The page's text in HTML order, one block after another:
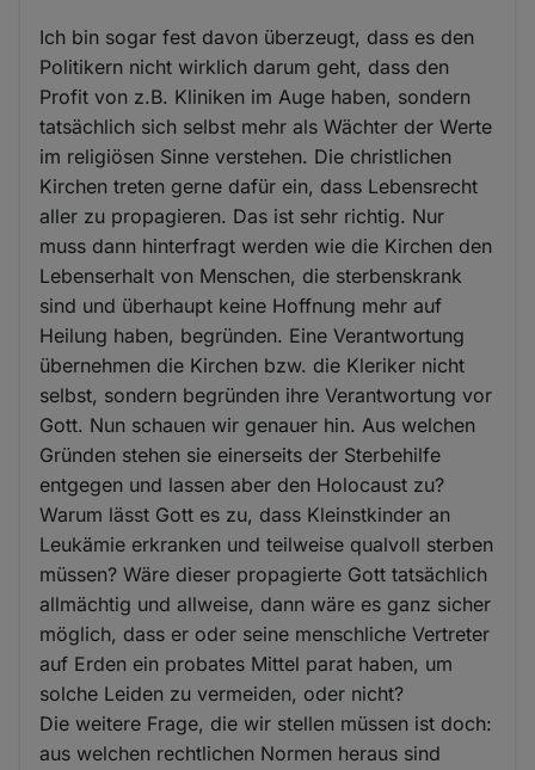
Ich bin sogar fest davon überzeugt, dass es den
Politikern nicht wirklich darum geht, dass den
Profit von z.B. Kliniken im Auge haben, sondern
tatsächlich sich selbst mehr als Wächter der Werte
im religiösen Sinne verstehen. Die christlichen
Kirchen treten gerne dafür ein, dass Lebensrecht
aller zu propagieren. Das ist sehr richtig. Nur
muss dann hinterfragt werden wie die Kirchen den
Lebenserhalt von Menschen, die sterbenskrank
sind und überhaupt keine Hoffnung mehr auf
Heilung haben, begründen. Eine Verantwortung
übernehmen die Kirchen bzw. die Kleriker nicht
selbst, sondern begründen ihre Verantwortung vor
Gott. Nun schauen wir genauer hin. Aus welchen
Gründen stehen sie einerseits der Sterbehilfe
entgegen und lassen aber den Holocaust zu?
Warum lässt Gott es zu, dass Kleinstkinder an
Leukämie erkranken und teilweise qualvoll sterben
müssen? Wäre dieser propagierte Gott tatsächlich
allmächtig und allweise, dann wäre es ganz sicher
möglich, dass er oder seine menschliche Vertreter
auf Erden ein probates Mittel parat haben, um
solche Leiden zu vermeiden, oder nicht?
Die weitere Frage, die wir stellen müssen ist doch:
aus welchen rechtlichen Normen heraus sind